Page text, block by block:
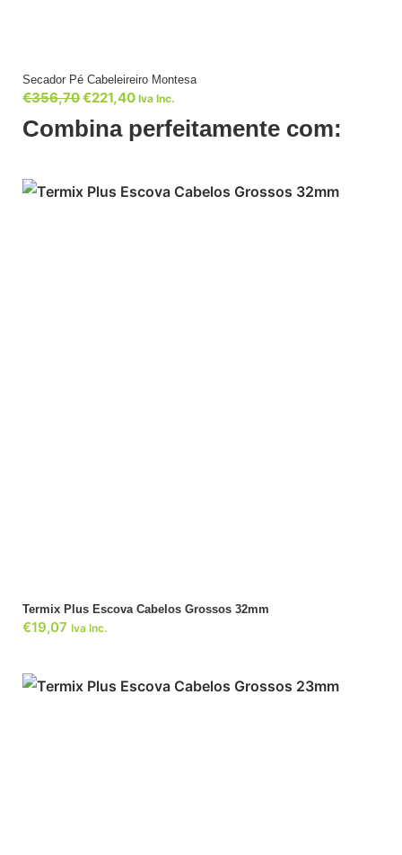
Secador Pé Cabeleireiro Montesa
€356,70€221,40 Iva Inc.
Combina perfeitamente com:
Termix Plus Escova Cabelos Grossos 32mm
€19,07 Iva Inc.